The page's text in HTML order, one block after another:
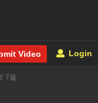
Video Login
7월